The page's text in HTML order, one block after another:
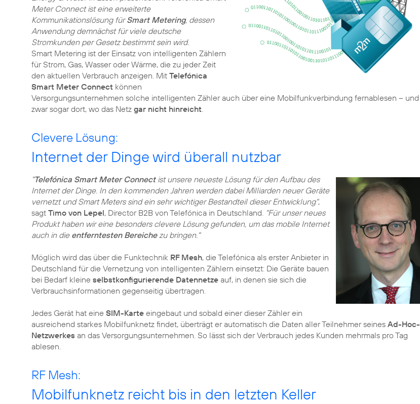
Meter Connect ist eine erweiterte
Kommunikationslösung fürSmart Metering, dessen
Anwendung demnächst für viele deutsche
Stromkunden per Gesetz bestimmt sein wird.
Smart Metering ist der Einsatz von intelligenten Zählern
für Strom, Gas, Wasser oder Wärme, die zu jeder Zeit
den aktuellen Verbrauch anzeigen. Mit Telefónica
Smart Meter Connect können
Versorgungsunternehmen solche intelligenten Zähler auch über eine Mobilfunkverbindung fernablesen – und
zwar sogar dort, wo das Netz gar nicht hinreicht.
Clevere Lösung:
Internet der Dinge wird überall nutzbar
"Telefónica Smart Meter Connectist unsere neueste Lösung für den Aufbau des
Internet der Dinge. In den kommenden Jahren werden dabei Milliarden neuer Geräte
vernetzt und Smart Meters sind ein sehr wichtiger Bestandteil dieser Entwicklung",
sagt Timo von Lepel, Director B2B von Telefónica in Deutschland. "Für unser neues
Produkt haben wir eine besonders clevere Lösung gefunden, um das mobile Internet
auch in die entferntesten Bereichezu bringen."
Möglich wird das über die Funktechnik RF Mesh, die Telefónica als erster Anbieter in
Deutschland für die Vernetzung von intelligenten Zählern einsetzt: Die Geräte bauen
bei Bedarf kleine selbstkonfigurierende Datennetze auf, in denen sie sich die
Verbrauchsinformationen gegenseitig übertragen.
Jedes Gerät hat eine SIM-Karte eingebaut und sobald einer dieser Zähler ein
ausreichend starkes Mobilfunknetz findet, überträgt er automatisch die Daten aller Teilnehmer seines Ad-Hoc-
Netzwerkes an das Versorgungsunternehmen. So lässt sich der Verbrauch jedes Kunden mehrmals pro Tag
ablesen.
RF Mesh:
Mobilfunknetz reicht bis in den letzten Keller